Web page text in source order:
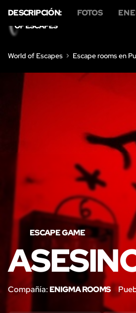
World of Escapes Escape rooms en
ESCAPE GAME
Compañía: ENIGMA ROOMS
DESCRIPCIÓN: FOTOS EN